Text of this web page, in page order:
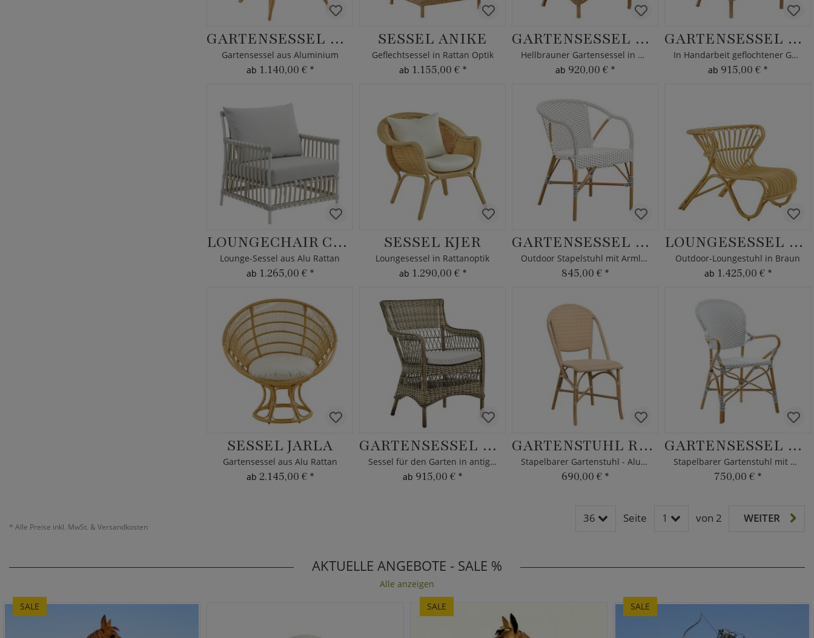
GARTENSESSEL ELINA
Gartensessel aus Aluminium
ab 1.140,00 € *
SESSEL ANIKE
Geflechtsessel in Rattan Optik
ab 1.155,00 € *
GARTENSESSEL HEDDA
Hellbrauner Gartensessel in Rattanoptik
ab 920,00 € *
GARTENSESSEL MALTE
In Handarbeit geflochtener Gartensessel
ab 915,00 € *
LOUNGECHAIR CAYA
Lounge-Sessel aus Alu Rattan
ab 1.265,00 € *
SESSEL KJER
Loungesessel in Rattanoptik
ab 1.290,00 € *
GARTENSESSEL METTE
Outdoor Stapelstuhl mit Armlehnen
845,00 € *
LOUNGESESSEL MINJA
Outdoor-Loungestuhl in Braun
ab 1.425,00 € *
SESSEL JARLA
Gartensessel aus Alu Rattan
ab 2.145,00 € *
GARTENSESSEL MALTE
Sessel für den Garten in antigkrau
ab 915,00 € *
GARTENSTUHL RISA
Stapelbarer Gartenstuhl - Alu & Geflecht
690,00 € *
GARTENSESSEL KARINA
Stapelbarer Gartenstuhl mit Dots
750,00 € *
* Alle Preise inkl. MwSt. & Versandkosten
36 Seite 1 von 2 WEITER
AKTUELLE ANGEBOTE - SALE %
Alle anzeigen
SALE
SALE SALE